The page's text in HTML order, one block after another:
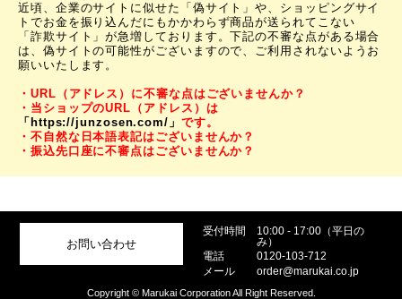
近頃、企業のサイトに似せた「偽サイト」や、ショッピングサイ
トでお金を振り込んだにもかかわらず商品が送られてこない
「詐欺サイト」が急増しております。下記の不審な点がある場合
は、偽サイトの可能性がございますので、ご利用されないようお
願いいたします。
・URL（アドレス）に不審な点はございませんか？
・当ショップのURL（アドレス）は
「https://junzosen.com/」 です。
・不自然な日本語表記はございませんか？
・振込先口座に不審点はございませんか？
お問い合わせ
受付時間
10:00 - 17:00（平日の
み）
電話
0120-103-712
メール
order@marukai.co.jp
Copyright © Marukai Corporation All Right Reserved.